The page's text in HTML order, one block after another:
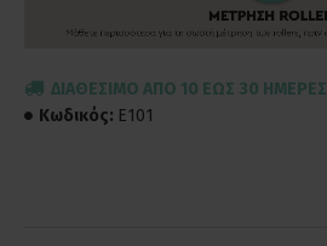
ΔΙΑΘΈΣΙΜΟ ΑΠΌ 10 ΈΩΣ 30 ΗΜΈΡΕΣ
Κωδικός: E101